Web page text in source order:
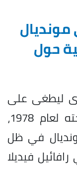
حول
ليطغى على
مجريات كأس العالم في نسخته لعام 1978،
في ظل
فيديلا